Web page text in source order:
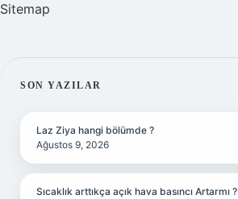
Sitemap
SIDEBAR
SON YAZILAR
Laz Ziya hangi bölümde ?
Ağustos 9, 2026
Sıcaklık arttıkça açık hava basıncı Artarmı ?